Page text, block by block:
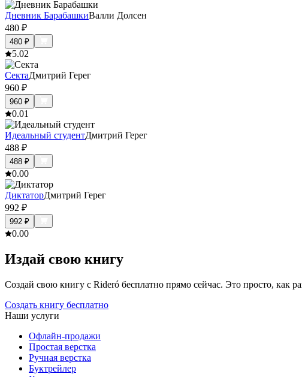
Дневник БарабашкиВалли Долсен
480 ₽
480 ₽
5.02
CектаДмитрий Герег
960 ₽
960 ₽
0.01
Идеальный студентДмитрий Герег
488 ₽
488 ₽
0.00
ДиктаторДмитрий Герег
992 ₽
992 ₽
0.00
Издай свою книгу
Создай свою книгу с Rideró бесплатно прямо сейчас. Это просто, как
Создать книгу бесплатно
Наши услуги
Офлайн-продажи
Простая верстка
Ручная верстка
Буктрейлер